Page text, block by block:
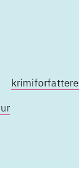
krimiforfattere